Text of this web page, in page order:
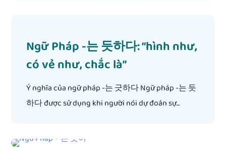
Ngữ Pháp -는 듯하다: “hình như,
có vẻ như, chắc là”
Ý nghĩa của ngữ pháp -는 긋하다 Ngữ pháp -는 듯
하다 được sử dụng khi người nói dự đoán sự...